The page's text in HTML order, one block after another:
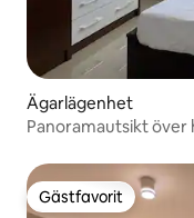
Ägarlägenhet
Panoramautsikt över
Gästfavorit
Gästfavorit